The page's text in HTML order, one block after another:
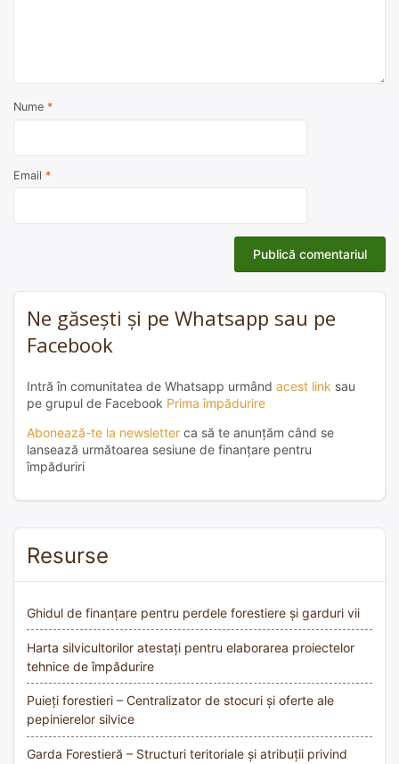
Nume *
Email *
Ne găsești și pe Whatsapp sau pe
Facebook
Intră în comunitatea de Whatsapp urmând acest link sau
pe grupul de Facebook Prima împădurire
Abonează-te la newsletter ca să te anunțăm când se
lansează următoarea sesiune de finanțare pentru
împăduriri
Resurse
Ghidul de finanțare pentru perdele forestiere și garduri vii
Harta silvicultorilor atestați pentru elaborarea proiectelor
tehnice de împădurire
Puieți forestieri – Centralizator de stocuri și oferte ale
pepinierelor silvice
Garda Forestieră – Structuri teritoriale și atribuții privind